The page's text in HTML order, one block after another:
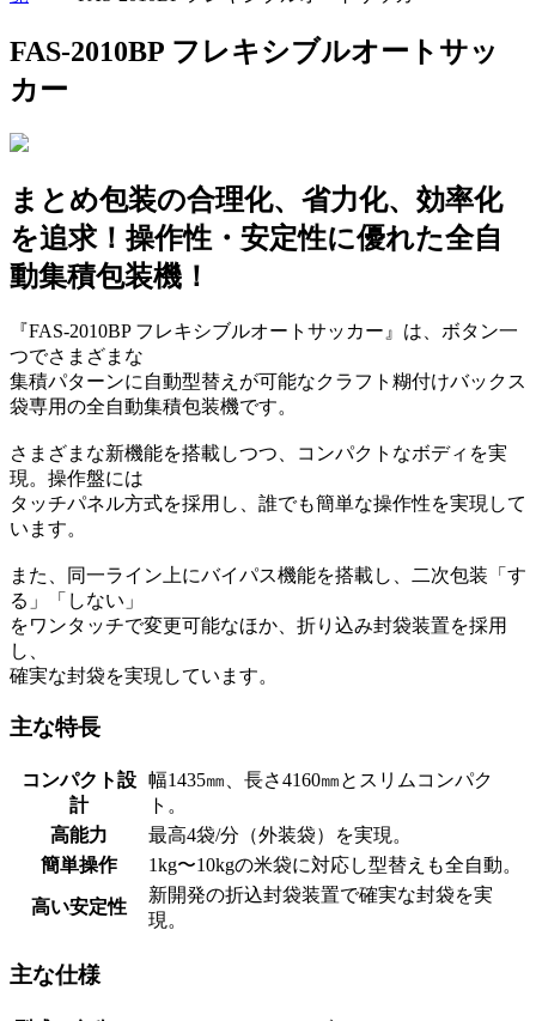
FAS-2010BP フレキシブルオートサッ
カー
まとめ包装の合理化、省力化、効率化
を追求！操作性・安定性に優れた全⾃
動集積包装機！
『FAS-2010BP フレキシブルオートサッカー』は、ボタン一
つでさまざまな
集積パターンに自動型替えが可能なクラフト糊付けバックス
袋専用の全自動集積包装機です。
さまざまな新機能を搭載しつつ、コンパクトなボディを実
現。操作盤には
タッチパネル方式を採用し、誰でも簡単な操作性を実現して
います。
また、同一ライン上にバイパス機能を搭載し、二次包装「す
る」「しない」
をワンタッチで変更可能なほか、折り込み封袋装置を採用
し、
確実な封袋を実現しています。
主な特長
コンパクト設
計
幅1435㎜、長さ4160㎜とスリムコンパク
ト。
高能力
最高4袋/分（外装袋）を実現。
簡単操作
1kg〜10kgの米袋に対応し型替えも全自動。
高い安定性
新開発の折込封袋装置で確実な封袋を実
現。
主な仕様